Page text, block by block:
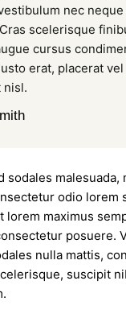
nec
scelerisque
cursus
erat, placerat
nisl.
sodales malesuada,
odio lorem
lorem maximus
posuere.
nulla mattis,
suscipit